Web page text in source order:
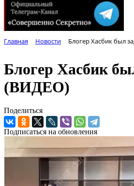
Главная Новости Блогер Хасбик был
Блогер Хасбик
(ВИДЕО)
Поделиться
Подписаться на обновления